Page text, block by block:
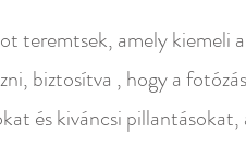
teremtsek, amely kiemeli
biztosítva , hogy a
és kiváncsi